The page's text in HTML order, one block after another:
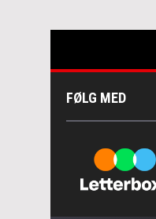
FØLG MED